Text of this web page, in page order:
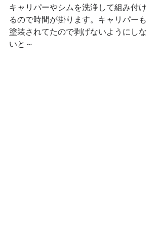
キャリパーやシムを洗浄して組み付け
るので時間が掛ります。キャリパーも
塗装されてたので剥げないようにしな
いと～